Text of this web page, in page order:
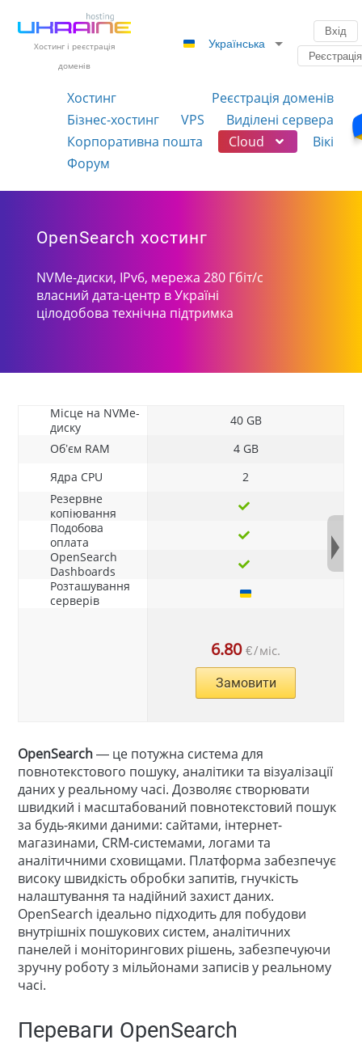
Хостинг і реєстрація
доменів
Українська
Вхід
Реєстрація
Хостинг
Реєстрація доменів
Бізнес-хостинг
VPS
Виділені сервера
Корпоративна пошта
Cloud
Вікі
Форум
OpenSearch хостинг
NVMe-диски, IPv6, мережа 280 Гбіт/с
власний дата-центр в Україні
цілодобова технічна підтримка
Місце на NVMe-
диску
Об’єм RAM
Ядра CPU
Резервне
копіювання
Подобова
оплата
OpenSearch
Dashboards
Розташування
серверів
40 GB
4 GB
2
6.80 €/міс.
Замовити
OpenSearch— це потужна система для
повнотекстового пошуку, аналітики та візуалізації
даних у реальному часі. Дозволяє створювати
швидкий і масштабований повнотекстовий пошук
за будь-якими даними: сайтами, інтернет-
магазинами, CRM-системами, логами та
аналітичними сховищами. Платформа забезпечує
високу швидкість обробки запитів, гнучкість
налаштування та надійний захист даних.
OpenSearch ідеально підходить для побудови
внутрішніх пошукових систем, аналітичних
панелей і моніторингових рішень, забезпечуючи
зручну роботу з мільйонами записів у реальному
часі.
Переваги OpenSearch